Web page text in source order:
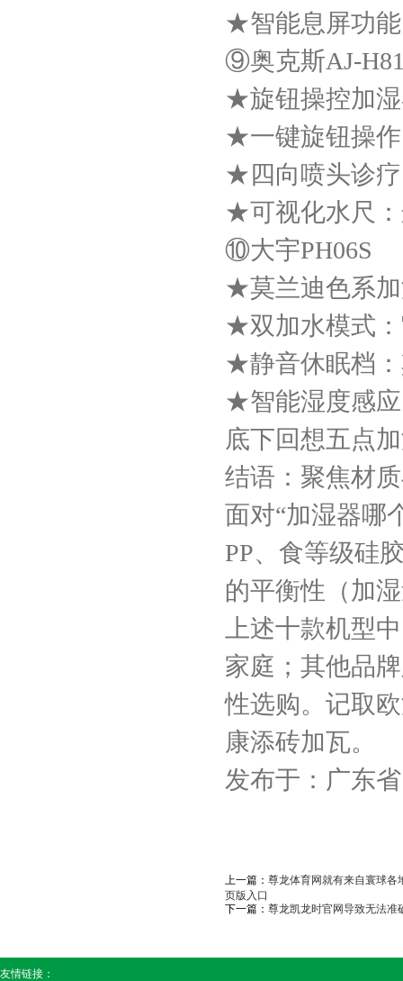
★智能息屏功能
⑨奥克斯AJ-
★旋钮操控加
★一键旋钮操作
★四向喷头诊疗
★可视化水尺：
⑩大宇PH06S
★莫兰迪色系
★双加水模式：
★静音休眠档：
★智能湿度感应
底下回想五点
结语：聚焦材
面对“加湿器哪
PP、食等级硅
的平衡性（加
上述十款机型
家庭；其他品
性选购。记取
康添砖加瓦。
发布于：广东省
上一篇： 尊龙体育网就有来自寰球各
页版入口
下一篇： 尊龙凯龙时官网导致无法准
友情链接：